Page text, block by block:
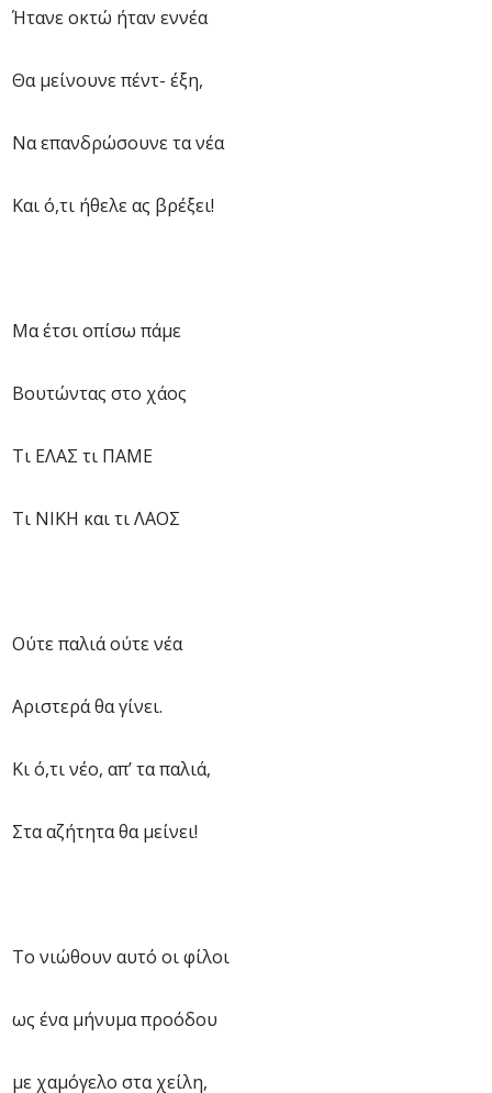
Ήτανε οκτώ ήταν εννέα
Θα μείνουνε πέντ- έξη,
Να επανδρώσουνε τα νέα
Και ό,τι ήθελε ας βρέξει!
Μα έτσι οπίσω πάμε
Βουτώντας στο χάος
Τι ΕΛΑΣ τι ΠΑΜΕ
Τι ΝΙΚΗ και τι ΛΑΟΣ
Ούτε παλιά ούτε νέα
Αριστερά θα γίνει.
Κι ό,τι νέο, απ’ τα παλιά,
Στα αζήτητα θα μείνει!
Το νιώθουν αυτό οι φίλοι
ως ένα μήνυμα προόδου
με χαμόγελο στα χείλη,